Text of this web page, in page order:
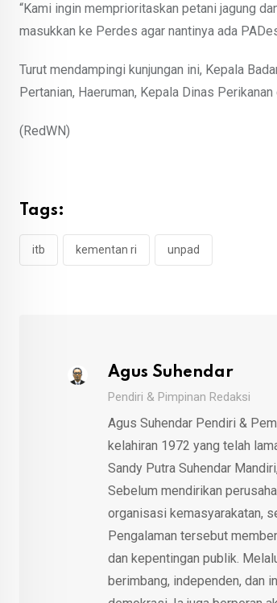
“Kami ingin memprioritaskan petani jagung
masukkan ke Perdes agar nantinya ada
Turut mendampingi kunjungan ini, Kepala
Pertanian, Haeruman, Kepala Dinas
(RedWN)
Tags:
itb kementan ri unpad
Agus Suhendar
Pendiri & Pimpinan Redaksi
Agus Suhendar Pendiri &
kelahiran 1972 yang telah
Sandy Putra Suhendar
Sebelum mendirikan
organisasi kemasyarakatan,
Pengalaman tersebut
dan kepentingan publik.
berimbang, independen, dan